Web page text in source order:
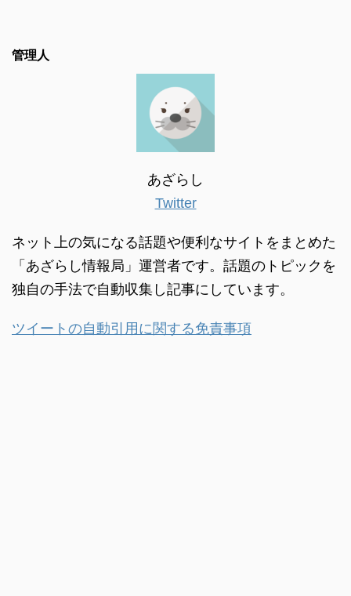
管理人
あざらし
Twitter
ネット上の気になる話題や便利なサイトをまとめた
「あざらし情報局」運営者です。話題のトピックを
独自の手法で自動収集し記事にしています。
ツイートの自動引用に関する免責事項